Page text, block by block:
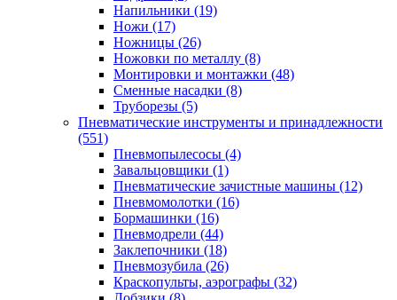
Напильники (19)
Ножи (17)
Ножницы (26)
Ножовки по металлу (8)
Монтировки и монтажки (48)
Сменные насадки (8)
Труборезы (5)
Пневматические инструменты и принадлежности
(551)
Пневмопылесосы (4)
Завальцовщики (1)
Пневматические зачистные машины (12)
Пневмомолотки (16)
Бормашинки (16)
Пневмодрели (44)
Заклепочники (18)
Пневмозубила (26)
Краскопульты, аэрографы (32)